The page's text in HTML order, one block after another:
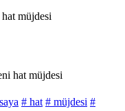
hat müjdesi
# hat # müjdesi #